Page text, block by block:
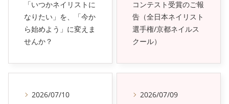
「いつかネイリストに
なりたい」を、「今か
ら始めよう」に変えま
せんか？
コンテスト受賞のご報
告（全日本ネイリスト
選手権/京都ネイルス
クール）
2026/07/10
2026/07/09